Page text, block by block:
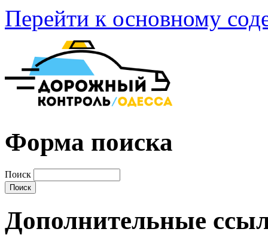
Перейти к основному
Форма поиска
Поиск
Дополнительные